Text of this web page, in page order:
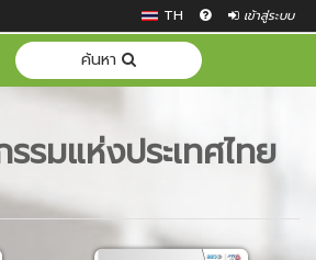
TH เข้าสู่ระบบ
ค้นหา
รมแห่งประเทศไทย